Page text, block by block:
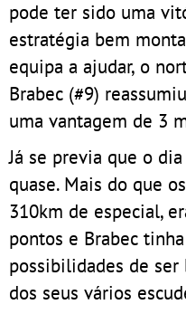
pode ter sido uma
estratégia bem
equipa a ajudar, o
Brabec (#9)
uma vantagem de 3
Já se previa que o
quase. Mais do que
310km de especial,
pontos e Brabec
possibilidades de
dos seus vários